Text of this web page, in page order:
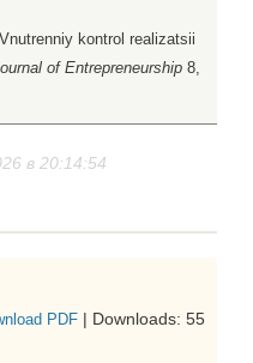
kontrol realizatsii
of Entrepreneurship 8,
в 20:14:54
PDF | Downloads: 55